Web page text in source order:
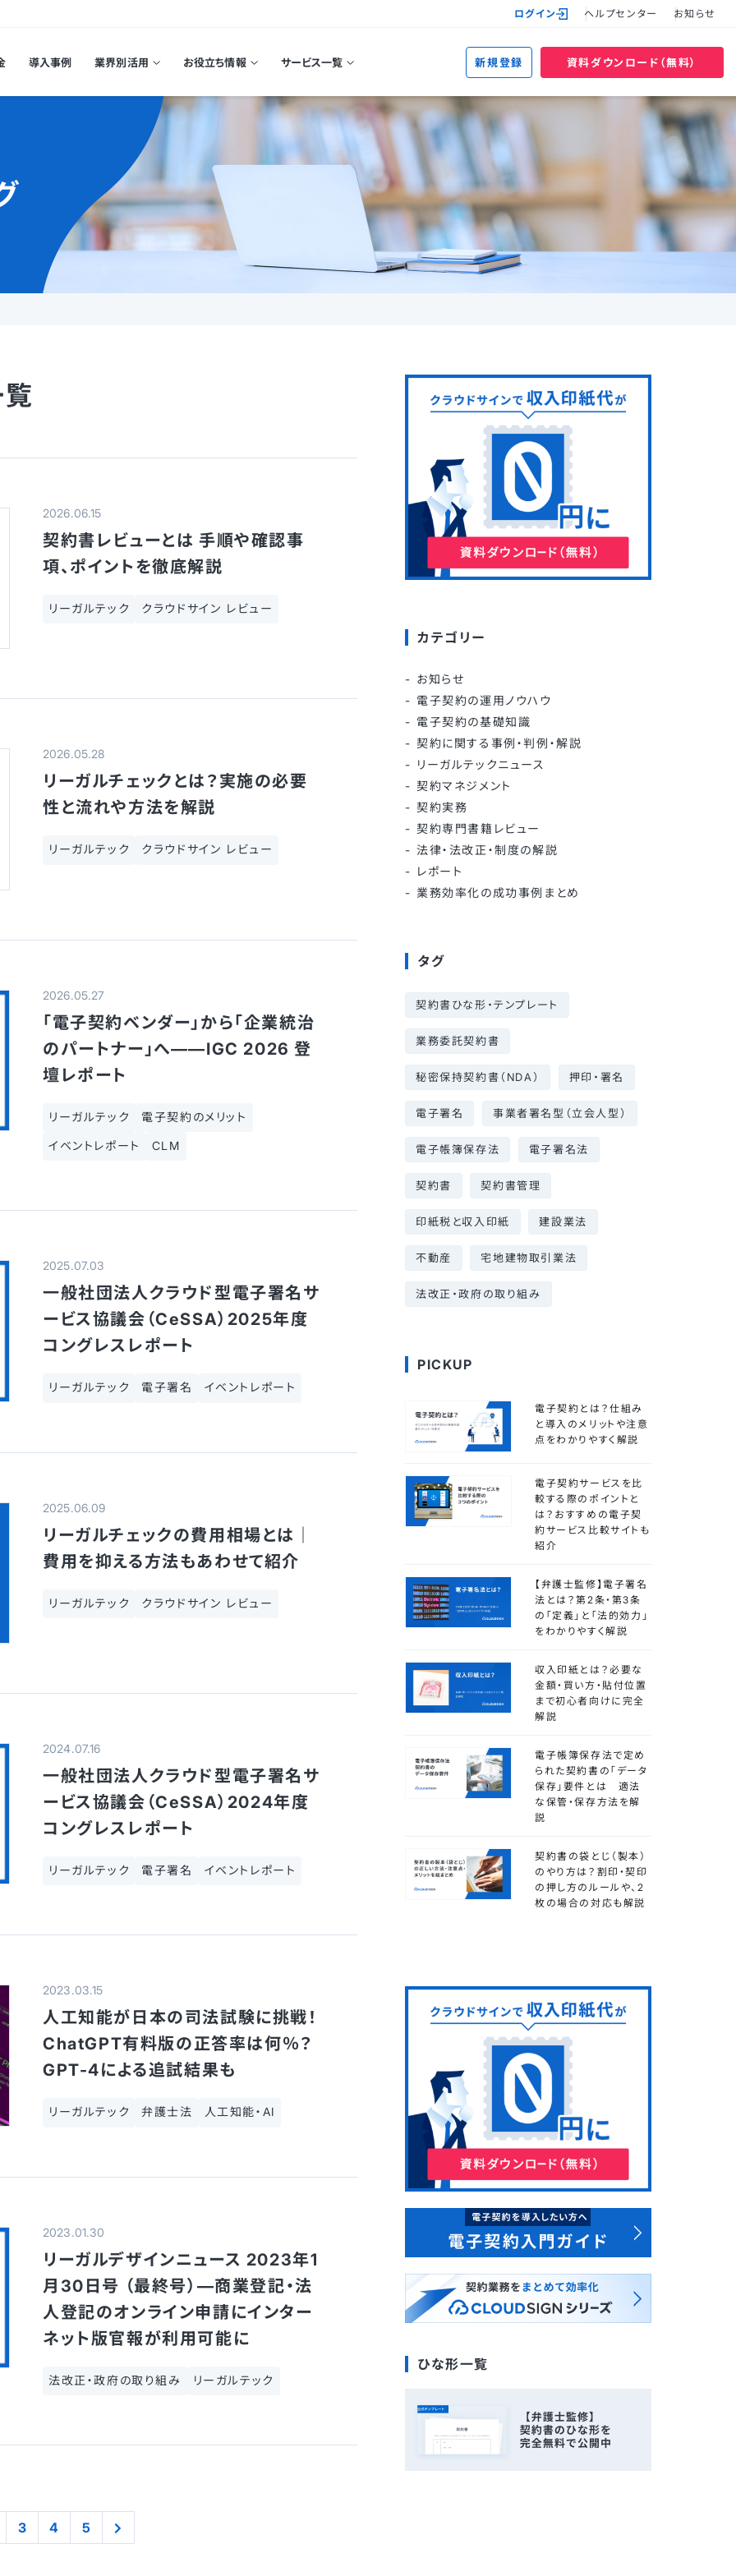
ログイン ヘルプセンター お知らせ
導入事例 業界別活用 お役立ち情報 サービス一覧 新規登録 資料ダウンロード（無料）
2026.06.15
契約書レビューとは 手順や確認事
項、ポイントを徹底解説
リーガルテック クラウドサイン レビュー
2026.05.28
リーガルチェックとは？実施の必要
性と流れや方法を解説
リーガルテック クラウドサイン レビュー
2026.05.27
「電子契約ベンダー」から「企業統治
のパートナー」へ——IGC 2026 登
壇レポート
リーガルテック 電子契約のメリット
イベントレポート CLM
2025.07.03
一般社団法人クラウド型電子署名サ
ービス協議会（CeSSA）2025年度
コングレスレポート
リーガルテック 電子署名 イベントレポート
2025.06.09
リーガルチェックの費用相場とは｜
費用を抑える方法もあわせて紹介
リーガルテック クラウドサイン レビュー
2024.07.16
一般社団法人クラウド型電子署名サ
ービス協議会（CeSSA）2024年度
コングレスレポート
リーガルテック 電子署名 イベントレポート
2023.03.15
人工知能が日本の司法試験に挑戦！
ChatGPT有料版の正答率は何％？
GPT-4による追試結果も
リーガルテック 弁護士法 人工知能・AI
2023.01.30
リーガルデザインニュース 2023年1
月30日号 （最終号）—商業登記・法
人登記のオンライン申請にインター
ネット版官報が利用可能に
法改正・政府の取り組み リーガルテック
3 4 5
カテゴリー
お知らせ
電子契約の運用ノウハウ
電子契約の基礎知識
契約に関する事例・判例・解説
リーガルテックニュース
契約マネジメント
契約実務
契約専門書籍レビュー
法律・法改正・制度の解説
レポート
業務効率化の成功事例まとめ
タグ
契約書ひな形・テンプレート
業務委託契約書
秘密保持契約書（NDA） 押印・署名
電子署名 事業者署名型（立会人型）
電子帳簿保存法 電子署名法
契約書 契約書管理
印紙税と収入印紙 建設業法
不動産 宅地建物取引業法
法改正・政府の取り組み
PICKUP
電子契約とは？仕組み
と導入のメリットや注意
点をわかりやすく解説
電子契約サービスを比
較する際のポイントと
は？おすすめの電子契
約サービス比較サイトも
紹介
【弁護士監修】電子署名
法とは？第2条・第3条
の「定義」と「法的効力」
をわかりやすく解説
収入印紙とは？必要な
金額・買い方・貼付位置
まで初心者向けに完全
解説
電子帳簿保存法で定め
られた契約書の「データ
保存」要件とは 適法
な保管・保存方法を解
説
契約書の袋とじ（製本）
のやり方は？割印・契印
の押し方のルールや、2
枚の場合の対応も解説
ひな形一覧